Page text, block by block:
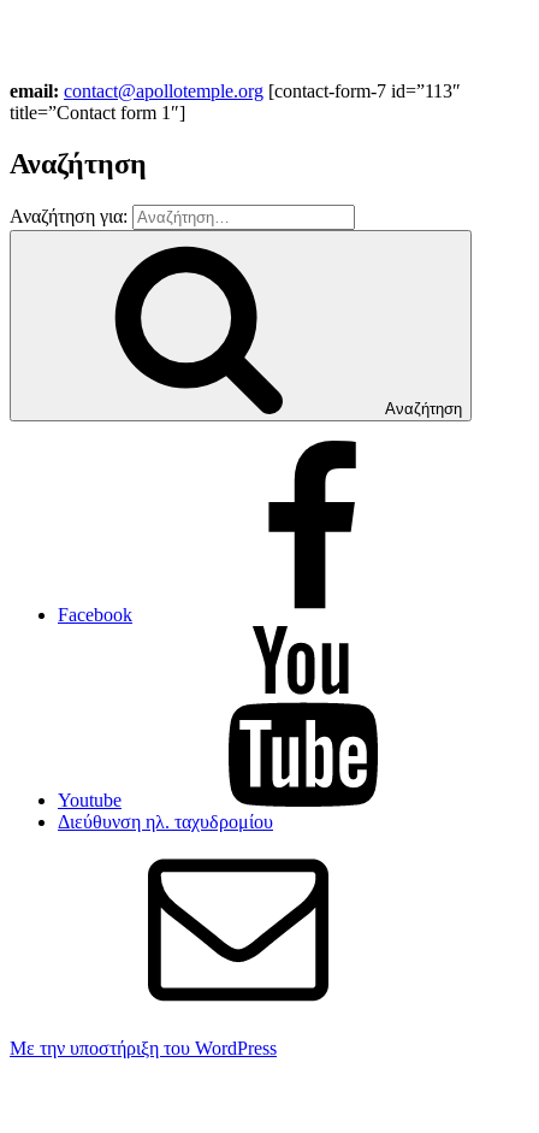
email: contact@apollotemple.org [contact-form-7 id=”113″
title=”Contact form 1″]
Αναζήτηση
Αναζήτηση για:
Αναζήτηση
Facebook
Youtube
Διεύθυνση ηλ. ταχυδρομίου
Με την υποστήριξη του WordPress